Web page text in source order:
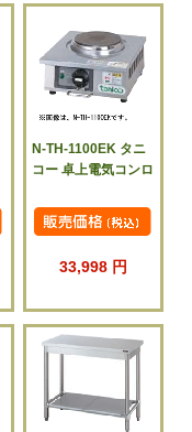
N-TH-1100EK タニ
コー 卓上電気コンロ
33,998 円